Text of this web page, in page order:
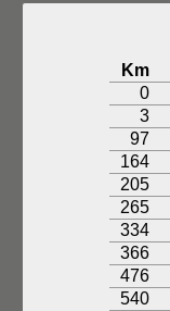
Km
0
3
97
164
205
265
334
366
476
540